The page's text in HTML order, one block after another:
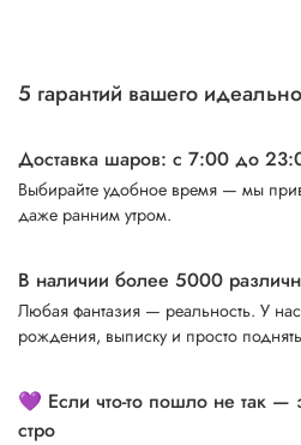
5 гарантий вашего
Доставка шаров: с 7:00 до
Выбирайте удобное время — мы
даже ранним утром.
В наличии более 5000
Любая фантазия — реальность. У
рождения, выписку и просто
💜 Если что-то пошло не так —
стро